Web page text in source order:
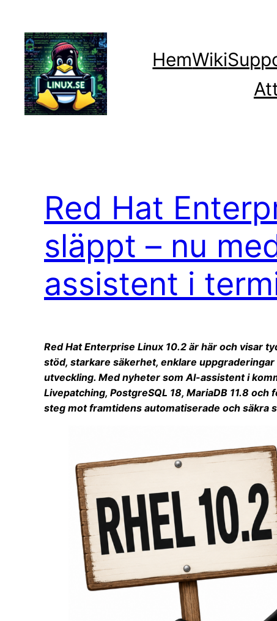
innehåll
HemWiki
Red Hat
släppt – nu
assistent i
Red Hat Enterprise Linux 10.2 är här och visar
stöd, starkare säkerhet, enklare
utveckling. Med nyheter som AI-assistent i
Livepatching, PostgreSQL 18, MariaDB 11.8
steg mot framtidens automatiserade och säkra